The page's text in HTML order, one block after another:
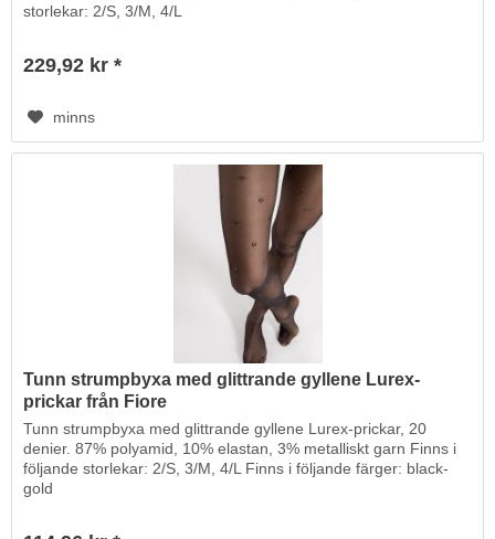
storlekar: 2/S, 3/M, 4/L
229,92 kr *
minns
Tunn strumpbyxa med glittrande gyllene Lurex-
prickar från Fiore
Tunn strumpbyxa med glittrande gyllene Lurex-prickar, 20
denier. 87% polyamid, 10% elastan, 3% metalliskt garn Finns i
följande storlekar: 2/S, 3/M, 4/L Finns i följande färger: black-
gold